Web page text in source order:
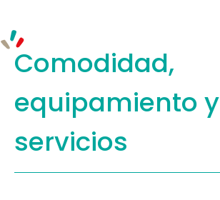
Comodidad,
equipamientoy
servicios